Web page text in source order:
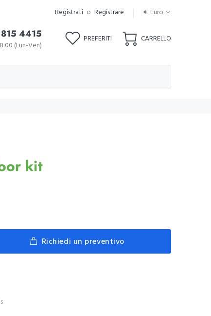
Registrati o Registrare € Euro
4415
(Lun-Ven)
PREFERITI CARRELLO
kit
Richiedi un preventivo